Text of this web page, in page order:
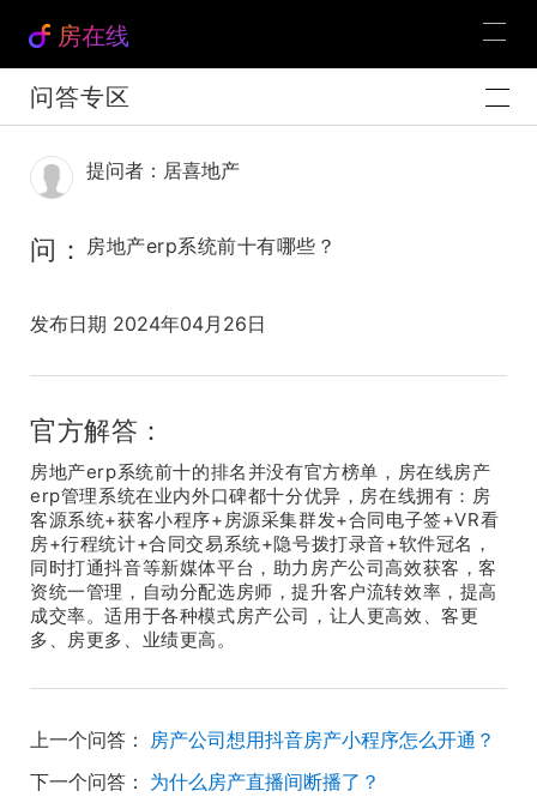
房在线
问答专区
提问者：居喜地产
问： 房地产erp系统前十有哪些？
发布日期 2024年04月26日
官方解答：
房地产erp系统前十的排名并没有官方榜单，房在线房产
erp管理系统在业内外口碑都十分优异，房在线拥有：房
客源系统+获客小程序+房源采集群发+合同电子签+VR看
房+行程统计+合同交易系统+隐号拨打录音+软件冠名，
同时打通抖音等新媒体平台，助力房产公司高效获客，客
资统一管理，自动分配选房师，提升客户流转效率，提高
成交率。适用于各种模式房产公司，让人更高效、客更
多、房更多、业绩更高。
上一个问答： 房产公司想用抖音房产小程序怎么开通？
下一个问答： 为什么房产直播间断播了？